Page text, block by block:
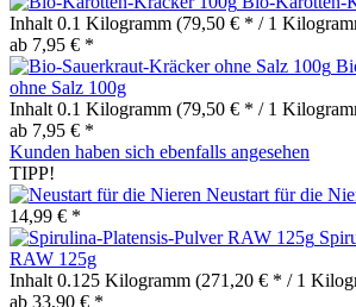
Inhalt 0.1 Kilogramm (79,50 € * / 1
ab 7,95 € *
ohne Salz 100g
Inhalt 0.1 Kilogramm (79,50 € * / 1
ab 7,95 € *
Kunden haben sich ebenfalls angesehen
TIPP!
Neustart für die
14,99 € *
RAW 125g
Inhalt 0.125 Kilogramm (271,20 € * / 1
ab 33,90 € *